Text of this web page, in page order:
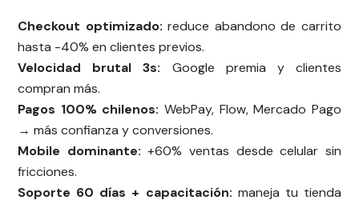
Checkout optimizado: reduce abandono de carrito
hasta -40% en clientes previos.
Velocidad brutal 3s: Google premia y clientes
compran más.
Pagos 100% chilenos: WebPay, Flow, Mercado Pago
→ más confianza y conversiones.
Mobile dominante: +60% ventas desde celular sin
fricciones.
Soporte 60 días + capacitación: maneja tu tienda